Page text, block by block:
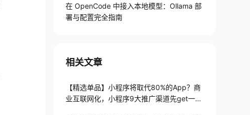
在 OpenCode 中接入本地模型：Ollama 部
署与配置完全指南
相关文章
【精选单品】小程序将取代80%的App？商
业互联网化，小程序9大推广渠道先get一